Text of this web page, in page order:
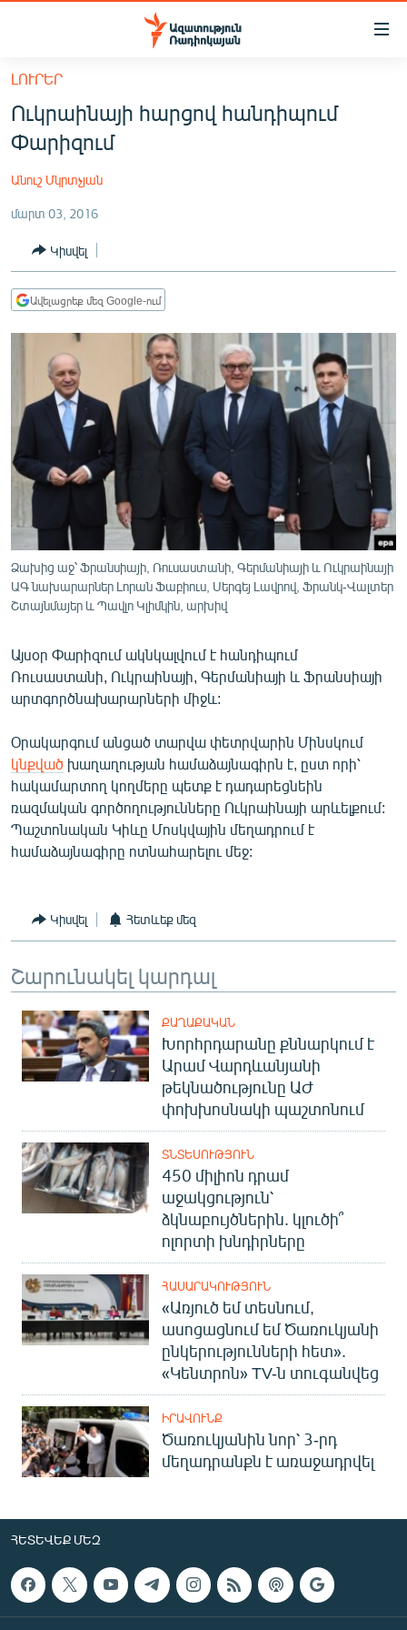
Մատչելիության
հիմնական
բովանդակությանը
Անցնել
հիմնական
մենյուին
ՀԱՅԱՍՏԱՆ
ՔԱՂԱՔԱԿԱՆ
ԸՆՏՐՈՒԹՅՈՒՆՆԵՐ 2026
ԻՐԱՎՈՒՆՔ
ՀԱՍԱՐԱԿՈՒԹՅՈՒՆ
ՏՆՏԵՍՈՒԹՅՈՒՆ
ՊԱՏԵՐԱԶՄԻ 6 ՇԱԲԱԹՆԵՐԸ
ՏԱՐԱԾԱՇՐՋԱՆ
ՄԻՋԱԶԳԱՅԻՆ
ՄՇԱԿՈՒՅԹ
ՍՊՈՐՏ
ՄԵԿՆԱԲԱՆՈՒԹՅՈՒՆ
ՏՏ ԵՒ ԻՆՏԵՐՆԵՏ
ԿՈՐՈՆԱՎԻՐՈՒՍ
ԱՐԽԻՎ
ՏԵՍԱՆՅՈՒԹԵՐ
ԲԱՆԱՎԵՃ
ՓՈԴՔԱՍԹ
Հայերեն
English
Русский
ՀԵՏԵՎԵՔ ՄԵԶ
«Ազատության» բոլոր կայքերը
ԼՈՒՐԵՐ
Ուկրաինայի հարցով հանդիպում
Փարիզում
Անուշ Մկրտչյան
մարտ 03, 2016
Կիսվել
Ավելացրեք մեզ Google-ում
Ձախից աջ՝ Ֆրանսիայի, Ռուսաստանի, Գերմանիայի և Ուկրաինայի
ԱԳ նախարարներ Լորան Ֆաբիուս, Սերգեյ Լավրով, Ֆրանկ-Վալտեր
Շտայնմայեր և Պավլո Կլիմկին, արխիվ
Այսօր Փարիզում ակնկալվում է հանդիպում
Ռուսաստանի, Ուկրաինայի, Գերմանիայի և Ֆրանսիայի
արտգործնախարարների միջև:
Օրակարգում անցած տարվա փետրվարին Մինսկում
կնքված խաղաղության համաձայնագիրն է, ըստ որի՝
հակամարտող կողմերը պետք է դադարեցնեին
ռազմական գործողությունները Ուկրաինայի արևելքում:
Պաշտոնական Կիևը Մոսկվային մեղադրում է
համաձայնագիրը ոտնահարելու մեջ:
Կիսվել Հետևեք մեզ
Շարունակել կարդալ
ՔԱՂԱՔԱԿԱՆ
Խորհրդարանը քննարկում է
Արամ Վարդևանյանի
թեկնածությունը ԱԺ
փոխխոսնակի պաշտոնում
ՏՆՏԵՍՈՒԹՅՈՒՆ
450 միլիոն դրամ
աջակցություն՝
ձկնաբույծներին. կլուծի՞
ոլորտի խնդիրները
ՀԱՍԱՐԱԿՈՒԹՅՈՒՆ
«Առյուծ եմ տեսնում,
ասոցացնում եմ Ծառուկյանի
ընկերությունների հետ».
«Կենտրոն» TV-ն տուգանվեց
ԻՐԱՎՈՒՆՔ
Ծառուկյանին նոր՝ 3-րդ
մեղադրանքն է առաջադրվել
ՀԵՏԵՎԵՔ ՄԵԶ